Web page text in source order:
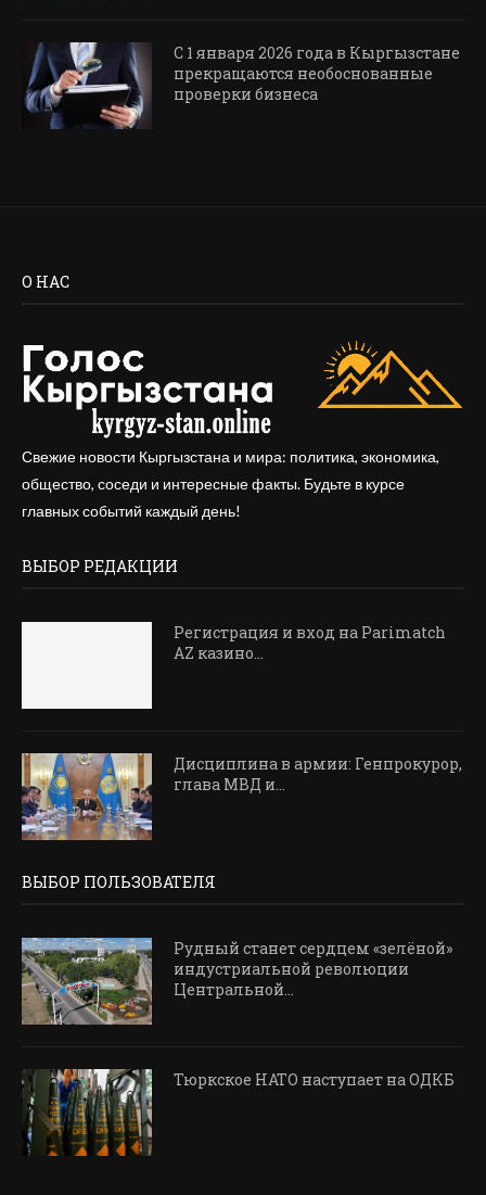
С 1 января 2026 года в Кыргызстане
прекращаются необоснованные
проверки бизнеса
О НАС
Свежие новости Кыргызстана и мира: политика, экономика,
общество, соседи и интересные факты. Будьте в курсе
главных событий каждый день!
ВЫБОР РЕДАКЦИИ
Регистрация и вход на Parimatch
AZ казино...
Дисциплина в армии: Генпрокурор,
глава МВД и...
ВЫБОР ПОЛЬЗОВАТЕЛЯ
Рудный станет сердцем «зелёной»
индустриальной революции
Центральной...
Тюркское НАТО наступает на ОДКБ